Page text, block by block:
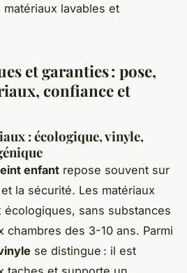
lavables et
et garanties : pose,
confiance et
: écologique, vinyle,
enfant repose souvent sur
la sécurité. Les matériaux
sans substances
chambres des 3-10 ans. Parmi
se distingue : il est